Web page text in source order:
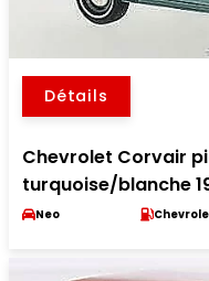
Détails
Chevrolet Corvair
turquoise/blanche
Neo